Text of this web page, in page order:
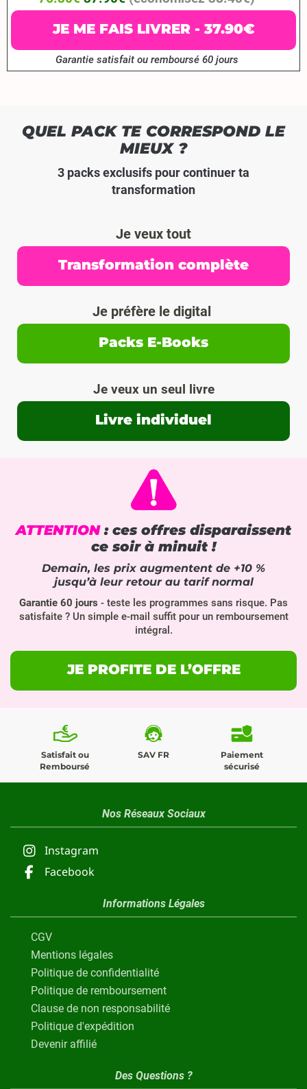
JE ME FAIS LIVRER - 37.90€
Garantie satisfait ou remboursé 60 jours
QUEL PACK TE CORRESPOND LE
MIEUX ?
3 packs exclusifs pour continuer ta
transformation
Je veux tout
Transformation complète
Je préfère le digital
Packs E-Books
Je veux un seul livre
Livre individuel
ATTENTION : ces offres disparaissent
ce soir à minuit !
Demain, les prix augmentent de +10 %
jusqu’à leur retour au tarif normal
Garantie 60 jours - teste les programmes sans risque. Pas
satisfaite ? Un simple e-mail suffit pour un remboursement
intégral.
JE PROFITE DE L’OFFRE
Satisfait ou
Remboursé
SAV FR
Paiement
sécurisé
Nos Réseaux Sociaux
Instagram
Facebook
Informations Légales
CGV
Mentions légales
Politique de confidentialité
Politique de remboursement
Clause de non responsabilité
Politique d'expédition
Devenir affilié
Des Questions ?